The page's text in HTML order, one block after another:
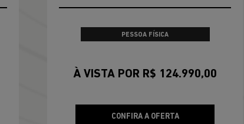
PESSOA FÍSICA
À VISTA POR R$ 124.990,00
CONFIRA A OFERTA